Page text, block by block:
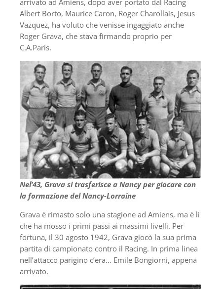
arrivato ad Amiens, dopo aver portato dal Racing
Albert Borto, Maurice Caron, Roger Charollais, Jesus
Vazquez, ha voluto che venisse ingaggiato anche
Roger Grava, che stava firmando proprio per
C.A.Paris.
Nel’43, Grava si trasferisce a Nancy per giocare con
la formazione del Nancy-Lorraine
Grava è rimasto solo una stagione ad Amiens, ma è lì
che ha mosso i primi passi ai massimi livelli. Per
fortuna, il 30 agosto 1942, Grava giocò la sua prima
partita di campionato contro il Racing. In prima linea
nell’attacco parigino c’era… Emile Bongiorni, appena
arrivato.